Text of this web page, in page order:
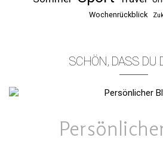
Wochenrückblick
SCHÖN, DASS DU